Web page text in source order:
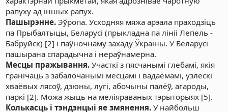
рапуху ад іншых рапух.
Пашырэнне.Эўропа. Усходняя мяжа арэала праходзіць
па Прыбалтыцы, Беларусі (прыкладна па лініі Лепель -
Бабруйск) [2] і паўночнаму захаду Ўкраіны. У Беларусі
пашырана спарадычна і нераўнамерна.
Месцы пражывання.Участкі з пясчанымі глебамі, якія
гранічаць з забалочанымі месцамі і вадаёмамі, узлескі
хваёвых лясоў, дзюны, лугі, абочыны палёў, агароды,
паркі [2]. Можа жыць на меліяраваных тэрыторыях [5].
Колькасць і тэндэнцыі яе змянення.У найбольш